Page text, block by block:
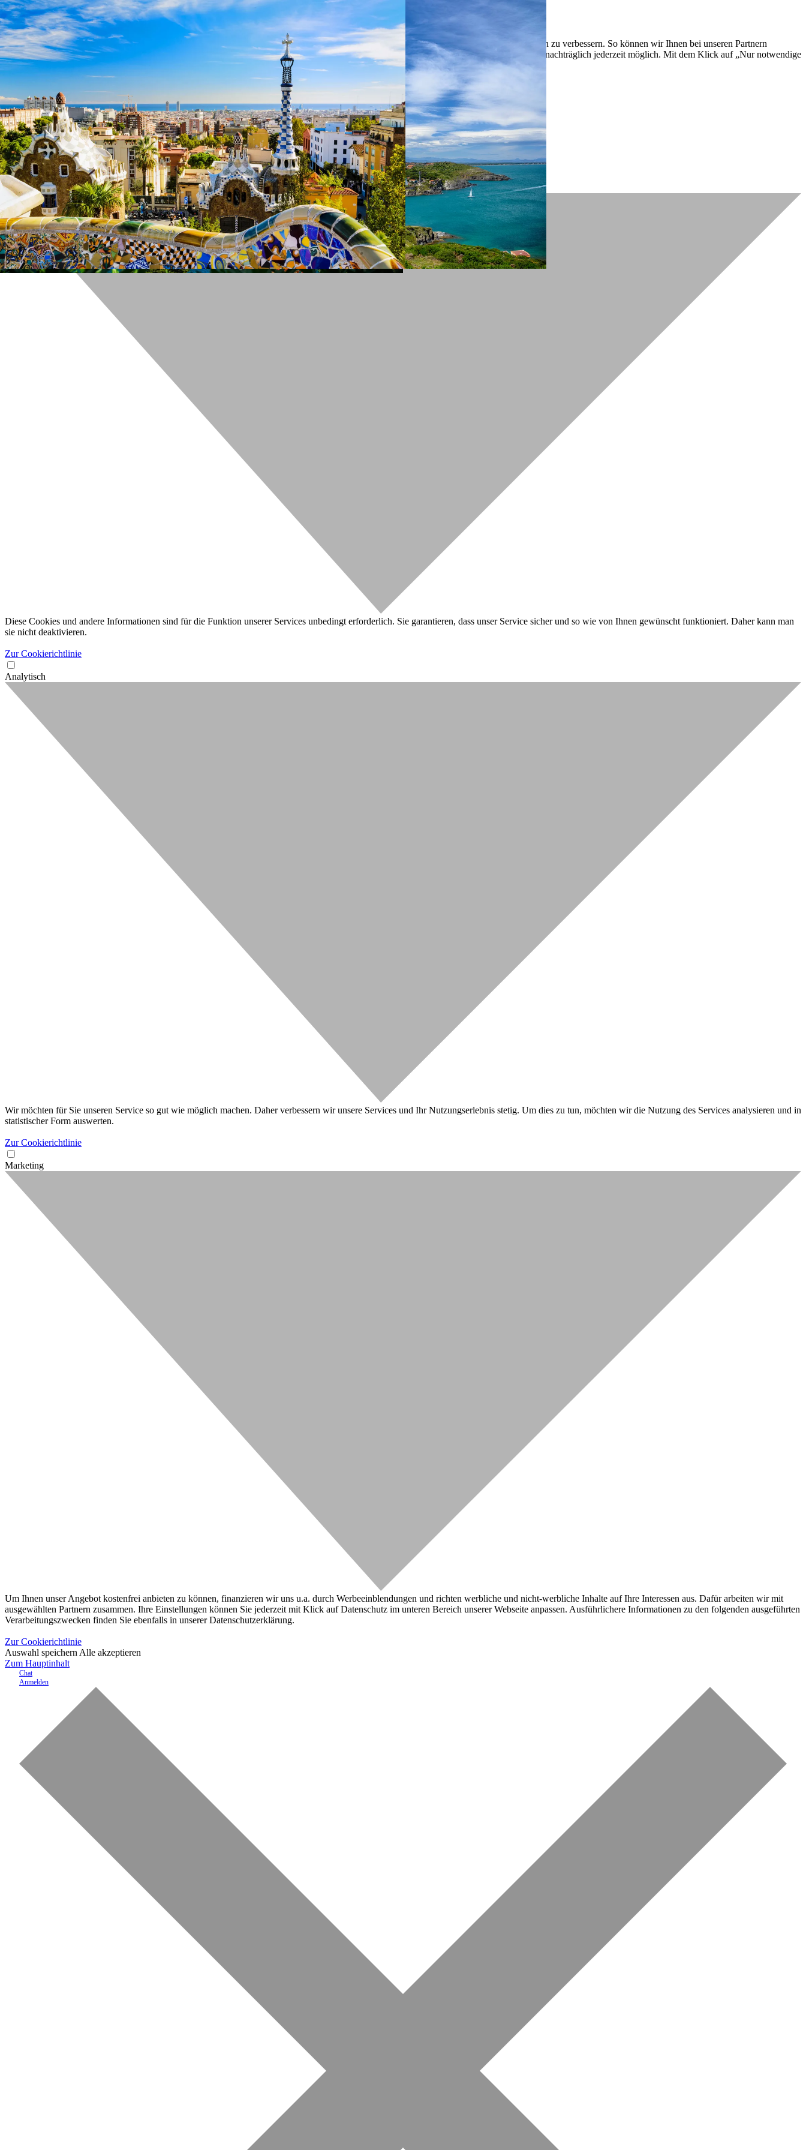
Nur notwendige Cookies
Unvergleichlich lecker
Mit dem Klick auf „geht klar” ermöglichen Sie uns Ihnen über Cookies ein verbessertes Nutzungserlebnis zu servieren und dieses kontinuierlich zu verbessern. So können wir Ihnen bei unseren Partnern
personalisierte Werbung und passende Angebote anzeigen. Über „anpassen” können Sie Ihre persönlichen Präferenzen festlegen. Dies ist auch nachträglich jederzeit möglich. Mit dem Klick auf „Nur notwendige
Cookies” werden lediglich technisch notwendige Cookies gespeichert.
Anpassen Geht klar
Datenschutzerklärung
Cookierichtlinie
« zurück
Ihre Cookie-Präferenzen verwalten
Wählen Sie, welche Cookies Sie auf check24.de akzeptieren.
Die Cookierichtlinie finden Sie
hier.
Notwendig
Diese Cookies und andere Informationen sind für die Funktion unserer Services unbedingt erforderlich. Sie garantieren, dass unser Service sicher und so wie von Ihnen gewünscht funktioniert. Daher kann man
sie nicht deaktivieren.
Zur Cookierichtlinie
Analytisch
Wir möchten für Sie unseren Service so gut wie möglich machen. Daher verbessern wir unsere Services und Ihr Nutzungserlebnis stetig. Um dies zu tun, möchten wir die Nutzung des Services analysieren und in
statistischer Form auswerten.
Zur Cookierichtlinie
Marketing
Um Ihnen unser Angebot kostenfrei anbieten zu können, finanzieren wir uns u.a. durch Werbeeinblendungen und richten werbliche und nicht-werbliche Inhalte auf Ihre Interessen aus. Dafür arbeiten wir mit
ausgewählten Partnern zusammen. Ihre Einstellungen können Sie jederzeit mit Klick auf Datenschutz im unteren Bereich unserer Webseite anpassen. Ausführlichere Informationen zu den folgenden ausgeführten
Verarbeitungszwecken finden Sie ebenfalls in unserer Datenschutzerklärung.
Zur Cookierichtlinie
Auswahl speichern Alle akzeptieren
Zum Hauptinhalt
Chat
Anmelden